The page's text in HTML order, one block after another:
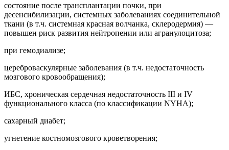
состояние после трансплантации почки, при
десенсибилизации, системных заболеваниях соединительной
ткани (в т.ч. системная красная волчанка, склеродермия) —
повышен риск развития нейтропении или агранулоцитоза;
при гемодиализе;
цереброваскулярные заболевания (в т.ч. недостаточность
мозгового кровообращения);
ИБС, хроническая сердечная недостаточность III и IV
функционального класса (по классификации NYHA);
сахарный диабет;
угнетение костномозгового кроветворения;